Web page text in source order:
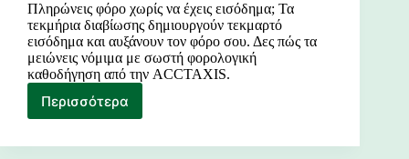
Πληρώνεις φόρο χωρίς να έχεις εισόδημα; Τα
τεκμήρια διαβίωσης δημιουργούν τεκμαρτό
εισόδημα και αυξάνουν τον φόρο σου. Δες πώς τα
μειώνεις νόμιμα με σωστή φορολογική
καθοδήγηση από την ACCTAXIS.
Περισσότερα
Τεκμήρια